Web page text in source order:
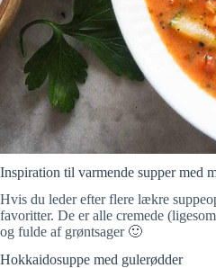
Inspiration til varmende supper med
Hvis du leder efter flere lækre
favoritter. De er alle cremede
og fulde af grøntsager 🙂
Hokkaidosuppe med gulerødder